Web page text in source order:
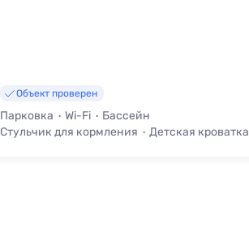
Объект проверен
Парковка Wi-Fi
Бассейн
Стульчик для кормления
Детская кроватка